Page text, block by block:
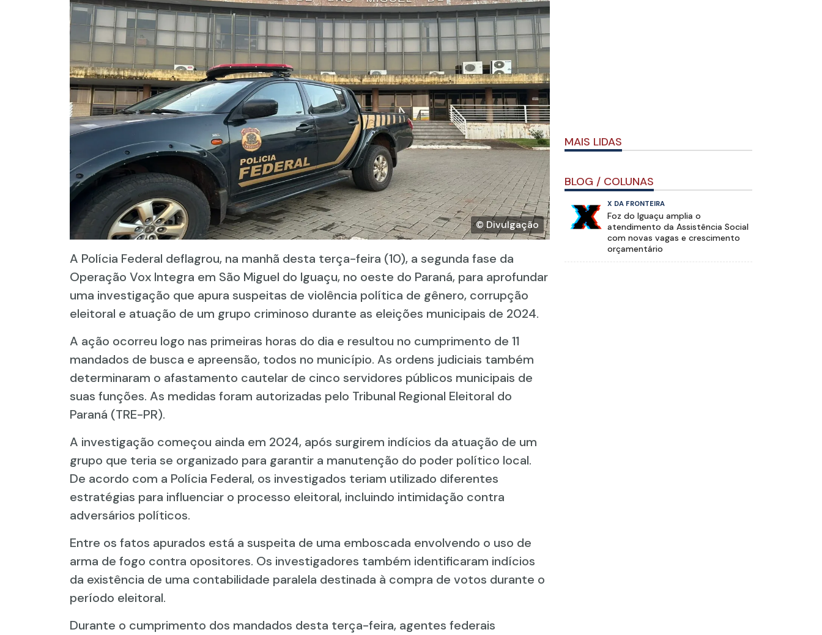
© Divulgação
A Polícia Federal deflagrou, na manhã desta terça-feira (10), a segunda fase da
Operação Vox Integra em São Miguel do Iguaçu, no oeste do Paraná, para aprofundar
uma investigação que apura suspeitas de violência política de gênero, corrupção
eleitoral e atuação de um grupo criminoso durante as eleições municipais de 2024.
A ação ocorreu logo nas primeiras horas do dia e resultou no cumprimento de 11
mandados de busca e apreensão, todos no município. As ordens judiciais também
determinaram o afastamento cautelar de cinco servidores públicos municipais de
suas funções. As medidas foram autorizadas pelo Tribunal Regional Eleitoral do
Paraná (TRE-PR).
A investigação começou ainda em 2024, após surgirem indícios da atuação de um
grupo que teria se organizado para garantir a manutenção do poder político local.
De acordo com a Polícia Federal, os investigados teriam utilizado diferentes
estratégias para influenciar o processo eleitoral, incluindo intimidação contra
adversários políticos.
Entre os fatos apurados está a suspeita de uma emboscada envolvendo o uso de
arma de fogo contra opositores. Os investigadores também identificaram indícios
da existência de uma contabilidade paralela destinada à compra de votos durante o
período eleitoral.
Durante o cumprimento dos mandados desta terça-feira, agentes federais
MAIS LIDAS
BLOG / COLUNAS
X DA FRONTEIRA
Foz do Iguaçu amplia o
atendimento da Assistência Social
com novas vagas e crescimento
orçamentário